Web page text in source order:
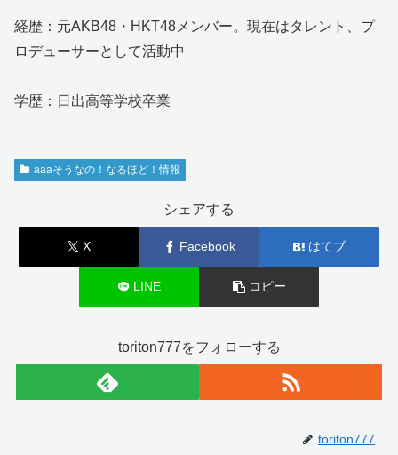
経歴：元AKB48・HKT48メンバー。現在はタレント、プ
ロデューサーとして活動中
学歴：日出高等学校卒業
aaaそうなの！なるほど！情報
シェアする
X Facebook はてブ
LINE コピー
toriton777をフォローする
toriton777